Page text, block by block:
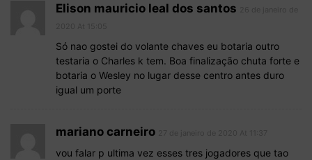
Elison mauricio leal dos santos
Só nao gostei do volante chaves eu botaria outro
testaria o Charles k tem. Boa finalização chuta forte e
botaria o Wesley no lugar desse centro antes duro
igual um porte
mariano carneiro
vou falar p ultima vez esses tres jogadores que tao